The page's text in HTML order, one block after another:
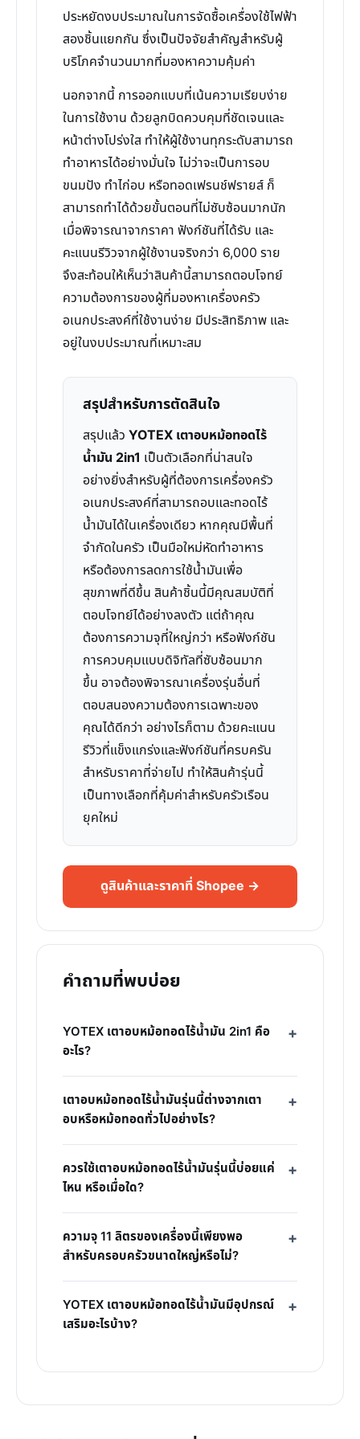
ประหยัดงบประมาณในการจัดซื้อเครื่องใช้ไฟฟ้า
สองชิ้นแยกกัน ซึ่งเป็นปัจจัยสำคัญสำหรับผู้
บริโภคจำนวนมากที่มองหาความคุ้มค่า
นอกจากนี้ การออกแบบที่เน้นความเรียบง่าย
ในการใช้งาน ด้วยลูกบิดควบคุมที่ชัดเจนและ
หน้าต่างโปร่งใส ทำให้ผู้ใช้งานทุกระดับสามารถ
ทำอาหารได้อย่างมั่นใจ ไม่ว่าจะเป็นการอบ
ขนมปัง ทำไก่อบ หรือทอดเฟรนช์ฟรายส์ ก็
สามารถทำได้ด้วยขั้นตอนที่ไม่ซับซ้อนมากนัก
เมื่อพิจารณาจากราคา ฟังก์ชันที่ได้รับ และ
คะแนนรีวิวจากผู้ใช้งานจริงกว่า 6,000 ราย
จึงสะท้อนให้เห็นว่าสินค้านี้สามารถตอบโจทย์
ความต้องการของผู้ที่มองหาเครื่องครัว
อเนกประสงค์ที่ใช้งานง่าย มีประสิทธิภาพ และ
อยู่ในงบประมาณที่เหมาะสม
สรุปสำหรับการตัดสินใจ
สรุปแล้ว YOTEX เตาอบหม้อทอดไร้
น้ำมัน 2in1 เป็นตัวเลือกที่น่าสนใจ
อย่างยิ่งสำหรับผู้ที่ต้องการเครื่องครัว
อเนกประสงค์ที่สามารถอบและทอดไร้
น้ำมันได้ในเครื่องเดียว หากคุณมีพื้นที่
จำกัดในครัว เป็นมือใหม่หัดทำอาหาร
หรือต้องการลดการใช้น้ำมันเพื่อ
สุขภาพที่ดีขึ้น สินค้าชิ้นนี้มีคุณสมบัติที่
ตอบโจทย์ได้อย่างลงตัว แต่ถ้าคุณ
ต้องการความจุที่ใหญ่กว่า หรือฟังก์ชัน
การควบคุมแบบดิจิทัลที่ซับซ้อนมาก
ขึ้น อาจต้องพิจารณาเครื่องรุ่นอื่นที่
ตอบสนองความต้องการเฉพาะของ
คุณได้ดีกว่า อย่างไรก็ตาม ด้วยคะแนน
รีวิวที่แข็งแกร่งและฟังก์ชันที่ครบครัน
สำหรับราคาที่จ่ายไป ทำให้สินค้ารุ่นนี้
เป็นทางเลือกที่คุ้มค่าสำหรับครัวเรือน
ยุคใหม่
ดูสินค้าและราคาที่ Shopee →
คำถามที่พบบ่อย
YOTEX เตาอบหม้อทอดไร้น้ำมัน 2in1 คือ
อะไร?
เตาอบหม้อทอดไร้น้ำมันรุ่นนี้ต่างจากเตา
อบหรือหม้อทอดทั่วไปอย่างไร?
ควรใช้เตาอบหม้อทอดไร้น้ำมันรุ่นนี้บ่อยแค่
ไหน หรือเมื่อใด?
ความจุ 11 ลิตรของเครื่องนี้เพียงพอ
สำหรับครอบครัวขนาดใหญ่หรือไม่?
YOTEX เตาอบหม้อทอดไร้น้ำมันมีอุปกรณ์
เสริมอะไรบ้าง?